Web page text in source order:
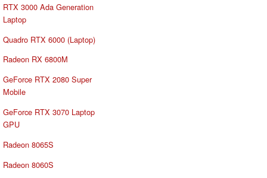
RTX 3000 Ada Generation
Laptop
Quadro RTX 6000 (Laptop)
Radeon RX 6800M
GeForce RTX 2080 Super
Mobile
GeForce RTX 3070 Laptop
GPU
Radeon 8065S
Radeon 8060S